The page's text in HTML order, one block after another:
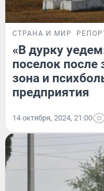
СТРАНА И МИР
«В дурку
поселок после
зона и
предприятия
14 октября, 2024, 21:00